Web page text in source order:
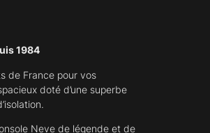
1984
de France pour vos
doté d’une superbe
Neve de légende et de